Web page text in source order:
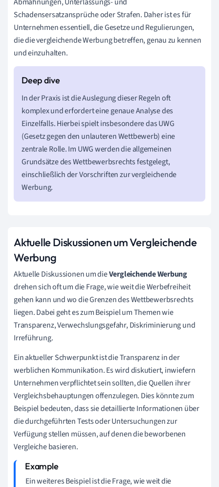
Schadensersatzansprüche oder Strafen. Daher ist es für
Unternehmen essentiell, die Gesetze und Regulierungen,
die die vergleichende Werbung betreffen, genau zu kennen
und einzuhalten.
In der Praxis ist die Auslegung dieser Regeln oft
komplex und erfordert eine genaue Analyse des
Einzelfalls. Hierbei spielt insbesondere das UWG
(Gesetz gegen den unlauteren Wettbewerb) eine
zentrale Rolle. Im UWG werden die allgemeinen
Grundsätze des Wettbewerbsrechts festgelegt,
einschließlich der Vorschriften zur vergleichende
Werbung.
Aktuelle Diskussionen um Vergleichende
Werbung
Aktuelle Diskussionen um dieVergleichende Werbung
drehen sich oft um die Frage, wie weit die Werbefreiheit
gehen kann und wo die Grenzen des Wettbewerbsrechts
liegen. Dabei geht es zum Beispiel um Themen wie
Transparenz, Verwechslungsgefahr, Diskriminierung und
Irreführung.
Ein aktueller Schwerpunkt ist die Transparenz in der
werblichen Kommunikation. Es wird diskutiert, inwiefern
Unternehmen verpflichtet sein sollten, die Quellen ihrer
Vergleichsbehauptungen offenzulegen. Dies könnte zum
Beispiel bedeuten, dass sie detaillierte Informationen über
die durchgeführten Tests oder Untersuchungen zur
Verfügung stellen müssen, auf denen die beworbenen
Vergleiche basieren.
Ein weiteres Beispiel ist die Frage, wie weit die